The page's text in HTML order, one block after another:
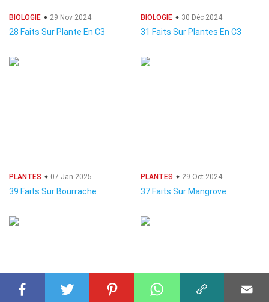
BIOLOGIE 29 Nov 2024
28 Faits Sur Plante En C3
BIOLOGIE 30 Déc 2024
31 Faits Sur Plantes En C3
PLANTES 07 Jan 2025
39 Faits Sur Bourrache
PLANTES 29 Oct 2024
37 Faits Sur Mangrove